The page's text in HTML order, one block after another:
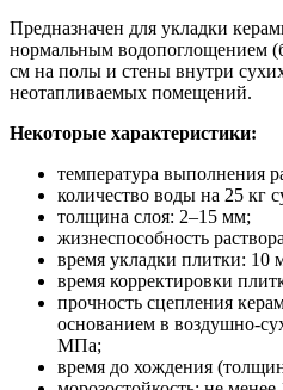
Предназначен для укладки
нормальным водопоглощением
см на полы и стены внутри
неотапливаемых помещений.
Некоторые характеристики:
температура выполнения
количество воды на 25 кг
толщина слоя: 2–15 мм;
жизнеспособность
время укладки плитки: 10
время корректировки
прочность сцепления
основанием в воздушно-
МПа;
время до хождения